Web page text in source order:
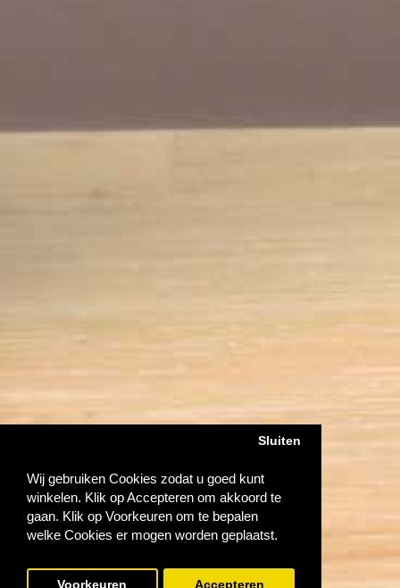
Wij gebruiken Cookies zodat u goed kunt
winkelen. Klik op Accepteren om akkoord te
gaan. Klik op Voorkeuren om te bepalen
welke Cookies er mogen worden geplaatst.
Sluiten
Voorkeuren Accepteren